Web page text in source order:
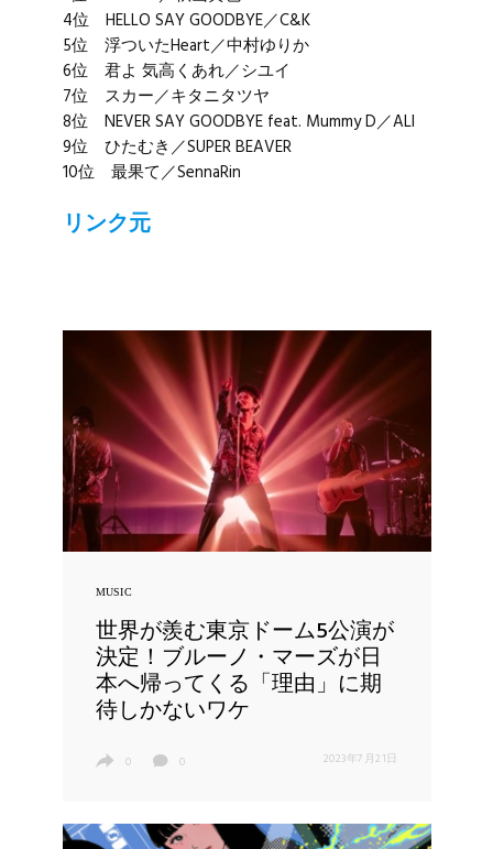
4位 HELLO SAY GOODBYE／C&K
5位 浮ついたHeart／中村ゆりか
6位 君よ 気高くあれ／シユイ
7位 スカー／キタニタツヤ
8位 NEVER SAY GOODBYE feat. Mummy D／ALI
9位 ひたむき／SUPER BEAVER
10位 最果て／SennaRin
リンク元
MUSIC
世界が羨む東京ドーム5公演が
決定！ブルーノ・マーズが日
本へ帰ってくる「理由」に期
待しかないワケ
0 0 2023年7月21日